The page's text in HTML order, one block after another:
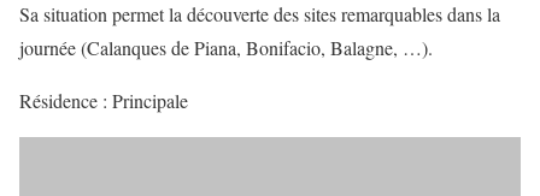
Sa situation permet la découverte des sites remarquables dans la
journée (Calanques de Piana, Bonifacio, Balagne, …).
Résidence : Principale